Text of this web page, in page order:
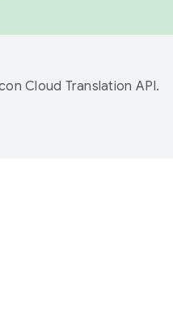
Cloud Translation API.